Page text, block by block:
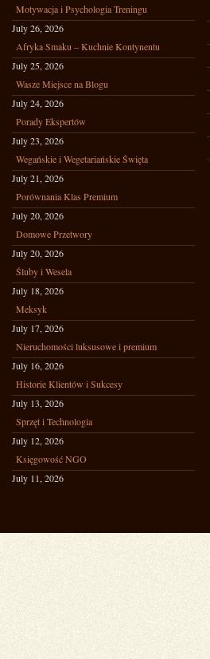
Motywacja i Psychologia Treningu
July 26, 2026
Afryka Smaku – Kuchnie Kontynentu
July 25, 2026
Wasze Miejsce na Blogu
July 24, 2026
Porady Ekspertów
July 23, 2026
Wegańskie i Wegetariańskie Święta
July 21, 2026
Porównania Klas Premium
July 20, 2026
Domowe Przetwory
July 20, 2026
Śluby i Wesela
July 18, 2026
Meksyk
July 17, 2026
Nieruchomości luksusowe i premium
July 16, 2026
Historie Klientów i Sukcesy
July 13, 2026
Sprzęt i Technologia
July 12, 2026
Księgowość NGO
July 11, 2026